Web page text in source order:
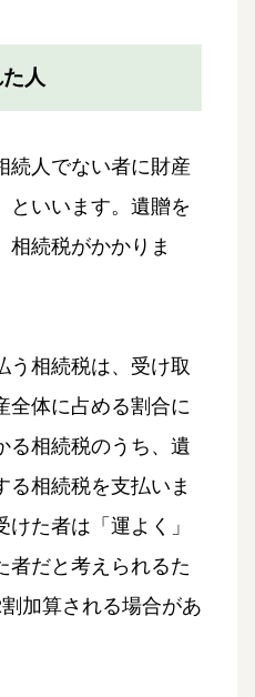
人
続人でない者に財産
といいます。遺贈を
相続税がかかりま
う相続税は、受け取
全体に占める割合に
る相続税のうち、遺
る相続税を支払いま
た者は「運よく」
者だと考えられるた
加算される場合があ